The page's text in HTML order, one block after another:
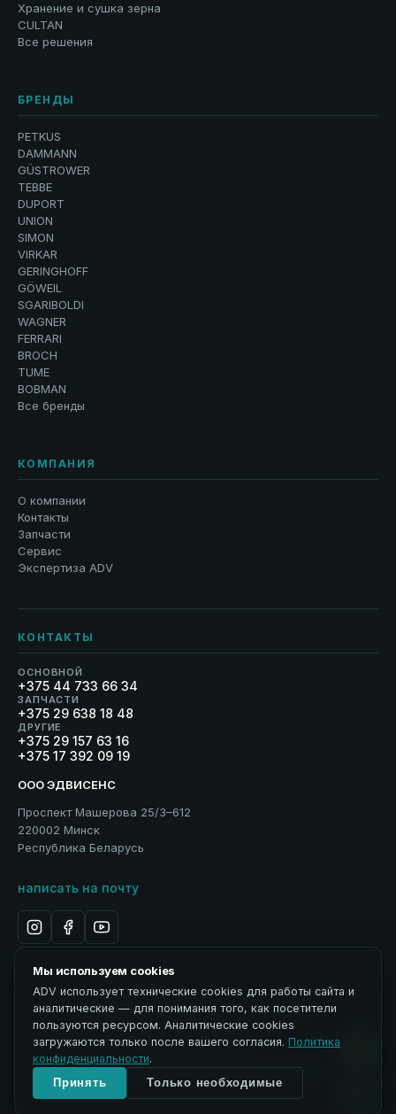
Хранение и сушка зерна
CULTAN
Все решения
БРЕНДЫ
PETKUS
DAMMANN
GÜSTROWER
TEBBE
DUPORT
UNION
SIMON
VIRKAR
GERINGHOFF
GÖWEIL
SGARIBOLDI
WAGNER
FERRARI
BROCH
TUME
BOBMAN
Все бренды
КОМПАНИЯ
О компании
Контакты
Запчасти
Сервис
Экспертиза ADV
КОНТАКТЫ
ОСНОВНОЙ
+375 44 733 66 34
ЗАПЧАСТИ
+375 29 638 18 48
ДРУГИЕ
+375 29 157 63 16
+375 17 392 09 19
ООО ЭДВИСЕНС
Проспект Машерова 25/3–612
220002 Минск
Республика Беларусь
написать на почту
Политика обработки персональных данных
Использование материалов
ЭДВИСЕНС / Advisance → ADV
Управление cookies
© 2026 ООО ЭДВИСЕНС. Все права защищены.
Мы используем cookies
ADV использует технические cookies для работы сайта и
аналитические — для понимания того, как посетители
пользуются ресурсом. Аналитические cookies
загружаются только после вашего согласия. Политика
конфиденциальности.
Принять Только необходимые